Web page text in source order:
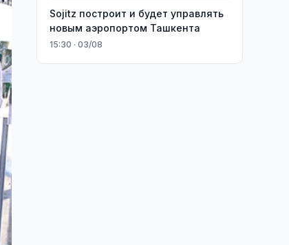
Sojitz построит и будет управлять
новым аэропортом Ташкента
15:30 · 03/08